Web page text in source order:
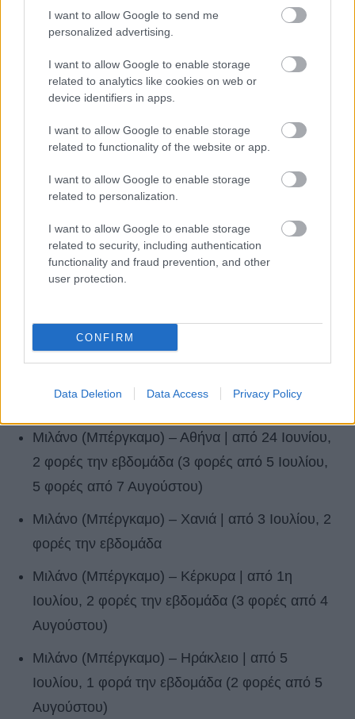
I want to allow Google to send me
personalized advertising.
I want to allow Google to enable storage
related to analytics like cookies on web or
device identifiers in apps.
I want to allow Google to enable storage
related to functionality of the website or app.
I want to allow Google to enable storage
related to personalization.
I want to allow Google to enable storage
related to security, including authentication
functionality and fraud prevention, and other
user protection.
CONFIRM
Data Deletion Data Access Privacy Policy
Μπολόνια – Κως | από 4 Ιουλίου, 1 φορά την
εβδομάδα
Μπολόνια – Μύκονος | από 4 Ιουλίου, 1 φορά
την εβδομάδα (2 φορές από 4 Αυγούστου)
Μπολόνια – Ρόδος | από 2 Ιουλίου, 1 φορά την
εβδομάδα
Μπολόνια – Θεσσαλονίκη | από 3 Ιουλίου, 1
Μπολόνια – Ζάκυνθος | από 6 Ιουλίου, 1 φορά
την εβδομάδα
εβδομάδα
Κατάνια – Ρόδος | από 1η Αυγούστου, 1 φορά
προγραμματισμένη στις 4 Ιουλίου)
Μιλάνο (Μπέργκαμο) – Αθήνα | από 24 Ιουνίου,
2 φορές την εβδομάδα (3 φορές από 5 Ιουλίου,
5 φορές από 7 Αυγούστου)
Μιλάνο (Μπέργκαμο) – Χανιά | από 3 Ιουλίου, 2
φορές την εβδομάδα
Μιλάνο (Μπέργκαμο) – Κέρκυρα | από 1η
Ιουλίου, 2 φορές την εβδομάδα (3 φορές από 4
Αυγούστου)
Μιλάνο (Μπέργκαμο) – Ηράκλειο | από 5
Ιουλίου, 1 φορά την εβδομάδα (2 φορές από 5
Αυγούστου)